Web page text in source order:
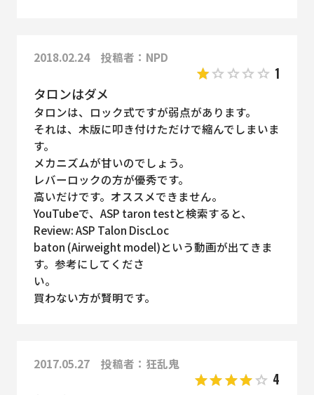
2018.02.24 投稿者：NPD
1
タロンはダメ
タロンは、ロック式ですが弱点があります。
それは、木版に叩き付けただけで縮んでしまいま
す。
メカニズムが甘いのでしょう。
レバーロックの方が優秀です。
高いだけです。オススメできません。
YouTubeで、ASP taron testと検索すると、
Review: ASP Talon DiscLoc
baton (Airweight model)という動画が出てきま
す。参考にしてくださ
い。
買わない方が賢明です。
2017.05.27 投稿者：狂乱鬼
4